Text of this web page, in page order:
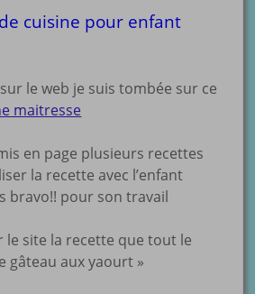
cuisine pour enfant
le web je suis tombée sur ce
maitresse
en page plusieurs recettes
la recette avec l’enfant
bravo!! pour son travail
le site la recette que tout le
gâteau aux yaourt »